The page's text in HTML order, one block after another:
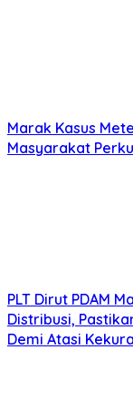
Marak Kasus
Masyarakat
PLT Dirut PDAM
Distribusi,
Demi Atasi